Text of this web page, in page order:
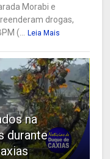
Morabi e
drogas,
(...
Leia Mais
na
durante